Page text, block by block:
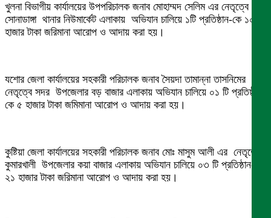
খুলনা বিভাগীয় কার্যালয়ের উপপরিচালক জনাব মোহাম্মদ সেলিম এর নেতৃত্বে
সোনাডাঙ্গা থানার নিউমার্কেট এলাকায় অভিযান চালিয়ে ১টি প্রতিষ্ঠান-কে ১০
হাজার টাকা জরিমানা আরোপ ও আদায় করা হয়।
যশোর জেলা কার্যালয়ের সহকারী পরিচালক জনাব সৈয়দা তামান্না তাসনিমের
নেতৃত্বে সদর উপজেলার বড় বাজার এলাকায় অভিযান চালিয়ে ০১ টি প্রতিষ্ঠান-
কে ৫ হাজার টাকা জমিমানা আরোপ ও আদায় করা হয়।
কুষ্টিয়া জেলা কার্যালয়ের সহকারী পরিচালক জনাব মোঃ মাসুম আলী এর নেতৃত্বে
কুমারখালী উপজেলার কয়া বাজার এলাকায় অভিযান চালিয়ে ০৩ টি প্রতিষ্ঠান-কে
২১ হাজার টাকা জরিমানা আরোপ ও আদায় করা হয়।